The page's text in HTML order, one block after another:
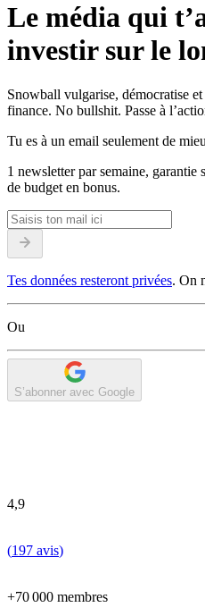
Le média qui
investir sur le
Snowball vulgarise, démocratise
finance. No bullshit. Passe à
Tu es à un email seulement de
1 newsletter par semaine, garantie
de budget en bonus.
Tes données resteront privées. On
Ou
S’abonner avec Google
4,9
(197 avis)
+70 000 membres